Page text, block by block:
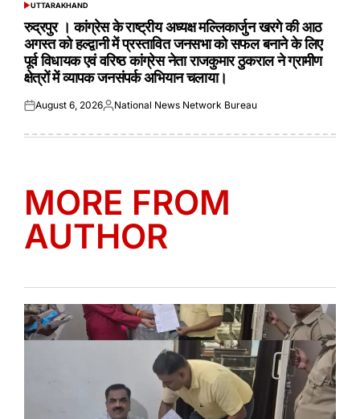
POSTED
UTTARAKHAND
रुद्रपुर । कांग्रेस के राष्ट्रीय अध्यक्ष मल्लिकार्जुन खरगे की आठ
अगस्त को हल्द्वानी में प्रस्तावित जनसभा को सफल बनाने के लिए
पूर्व विधायक एवं वरिष्ठ कांग्रेस नेता राजकुमार ठुकराल ने ग्रामीण
क्षेत्रों में व्यापक जनसंपर्क अभियान चलाया।
Posted
August 6, 2026Posted
National News Network Bureau
MORE FROM
AUTHOR